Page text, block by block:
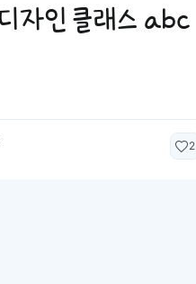
자인 클래스 abc
2